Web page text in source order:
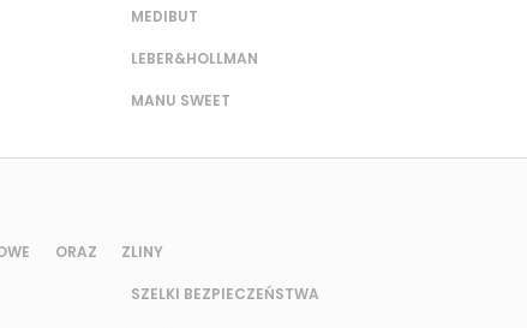
MEDIBUT
LEBER&HOLLMAN
MANU SWEET
ORAZ ZLINY
SZELKI BEZPIECZEŃSTWA